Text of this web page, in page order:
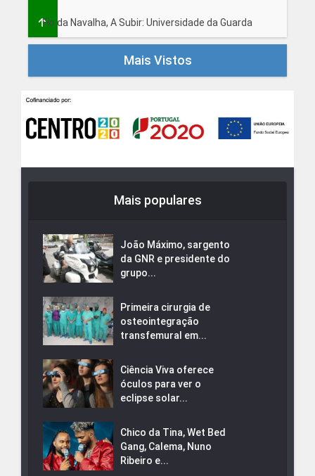
Fio da Navalha, A Subir: Universidade da Guarda
Mais Vistos
Mais populares
João Máximo, sargento
da GNR e presidente do
grupo...
Primeira cirurgia de
osteointegração
transfemural em...
Ciência Viva oferece
óculos para ver o
eclipse solar...
Chico da Tina, Wet Bed
Gang, Calema, Nuno
Ribeiro e...